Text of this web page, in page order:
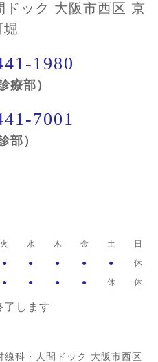
ドック 大阪市西区 京
堀
1980
療部）
7001
部）
火 水 木 金 土
日
● ● ● ● ●
休
● ● ● ● 休 休
します
科・人間ドック 大阪市西区